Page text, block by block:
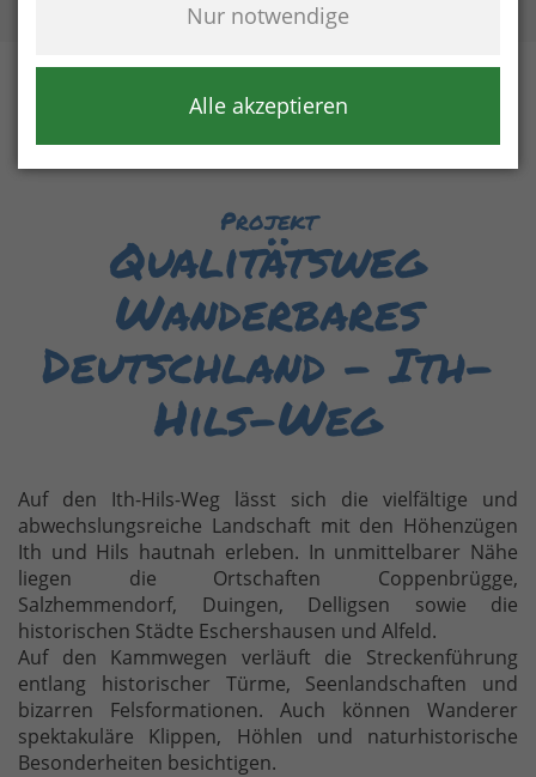
Projekt
Qualitätsweg
Wanderbares
Deutschland - Ith-
Hils-Weg
Auf den Ith-Hils-Weg lässt sich die vielfältige und
abwechslungsreiche Landschaft mit den Höhenzügen
Ith und Hils hautnah erleben. In unmittelbarer Nähe
liegen die Ortschaften Coppenbrügge,
Salzhemmendorf, Duingen, Delligsen sowie die
historischen Städte Eschershausen und Alfeld.
Auf den Kammwegen verläuft die Streckenführung
entlang historischer Türme, Seenlandschaften und
bizarren Felsformationen. Auch können Wanderer
spektakuläre Klippen, Höhlen und naturhistorische
Besonderheiten besichtigen.
Nur notwendige
Alle akzeptieren